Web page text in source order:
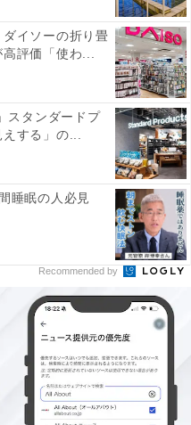
境で雌雄の滝を独り
ちる高さ10m・幅8m
ダイソーの折り畳
評価「使わ...
スタンダードプ
する」の...
睡眠の人必見
Recommended by